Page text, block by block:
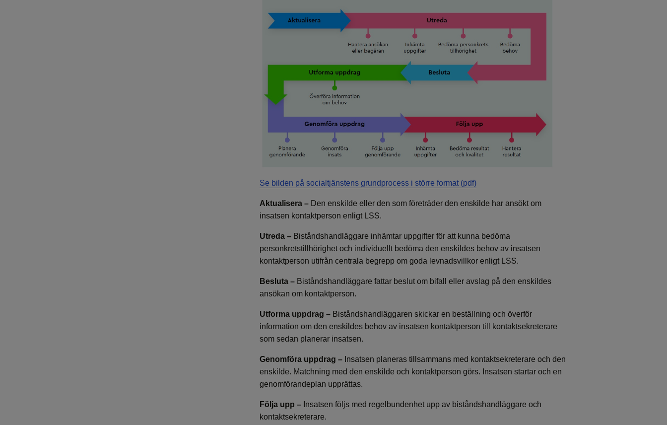
Se bilden på socialtjänstens grundprocess i större format (pdf)
Aktualisera – Den enskilde eller den som företräder den enskilde har ansökt om
insatsen kontaktperson enligt LSS.
Utreda – Biståndshandläggare inhämtar uppgifter för att kunna bedöma
personkretstillhörighet och individuellt bedöma den enskildes behov av insatsen
kontaktperson utifrån centrala begrepp om goda levnadsvillkor enligt LSS.
Besluta – Biståndshandläggare fattar beslut om bifall eller avslag på den enskildes
ansökan om kontaktperson.
Utforma uppdrag – Biståndshandläggaren skickar en beställning och överför
information om den enskildes behov av insatsen kontaktperson till kontaktsekreterare
som sedan planerar insatsen.
Genomföra uppdrag – Insatsen planeras tillsammans med kontaktsekreterare och den
enskilde. Matchning med den enskilde och kontaktperson görs. Insatsen startar och en
genomförandeplan upprättas.
Följa upp – Insatsen följs med regelbundenhet upp av biståndshandläggare och
kontaktsekreterare.